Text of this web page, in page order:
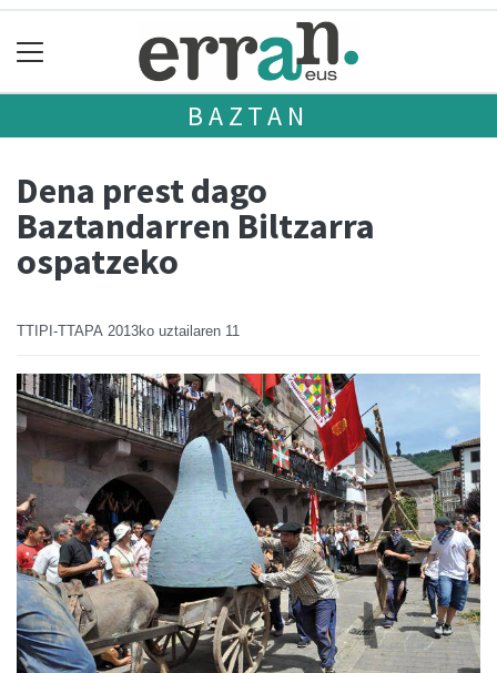
BAZTAN
Dena prest dago
Baztandarren Biltzarra
ospatzeko
TTIPI-TTAPA 2013ko uztailaren 11